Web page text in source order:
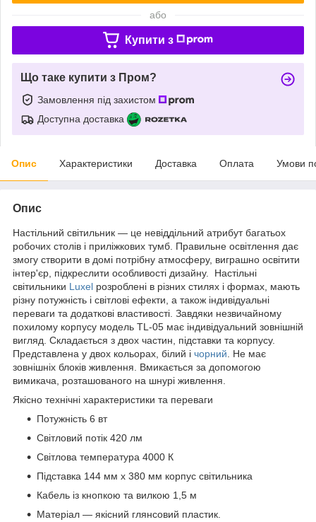
або
Купити з
Що таке купити з Пром?
Замовлення під захистом
Доступна доставка
Опис Характеристики Доставка Оплата Умови
Опис
Настільний світильник — це невіддільний атрибут багатьох
робочих столів і приліжкових тумб. Правильне освітлення дає
змогу створити в домі потрібну атмосферу, виграшно освітити
інтер'єр, підкреслити особливості дизайну. Настільні
світильники Luxel розроблені в різних стилях і формах, мають
різну потужність і світлові ефекти, а також індивідуальні
переваги та додаткові властивості. Завдяки незвичайному
похилому корпусу модель TL-05 має індивідуальний зовнішній
вигляд. Складається з двох частин, підставки та корпусу.
Представлена у двох кольорах, білий і чорний . Не має
зовнішніх блоків живлення. Вмикається за допомогою
вимикача, розташованого на шнурі живлення.
Якісно технічні характеристики та переваги
Потужність 6 вт
Світловий потік 420 лм
Світлова температура 4000 К
Підставка 144 мм х 380 мм корпус світильника
Кабель із кнопкою та вилкою 1,5 м
Матеріал — якісний глянсовий пластик.